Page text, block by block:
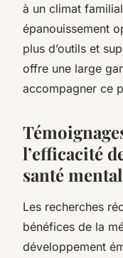
à un climat
épanouissement
plus d’outils et
offre une large
accompagner ce
l’efficacité
santé
Les recherches
bénéfices de la
développement